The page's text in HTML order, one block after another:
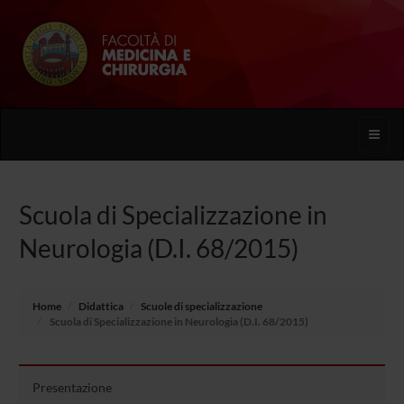
Toggle
Scuola di Specializzazione in
Neurologia (D.I. 68/2015)
Home Didattica
Scuole di specializzazione
Scuola di Specializzazione in Neurologia (D.I. 68/2015)
Presentazione